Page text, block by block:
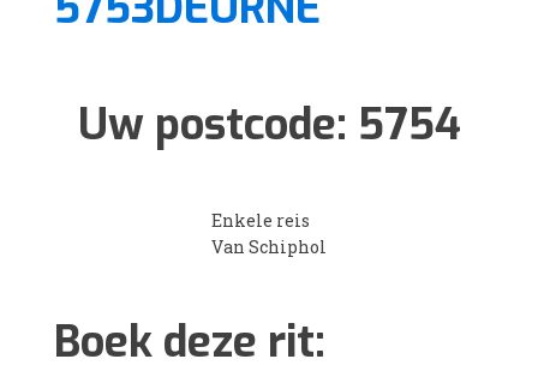
Uw postcode: 5754
Enkele reis
Van Schiphol
Boek deze rit: